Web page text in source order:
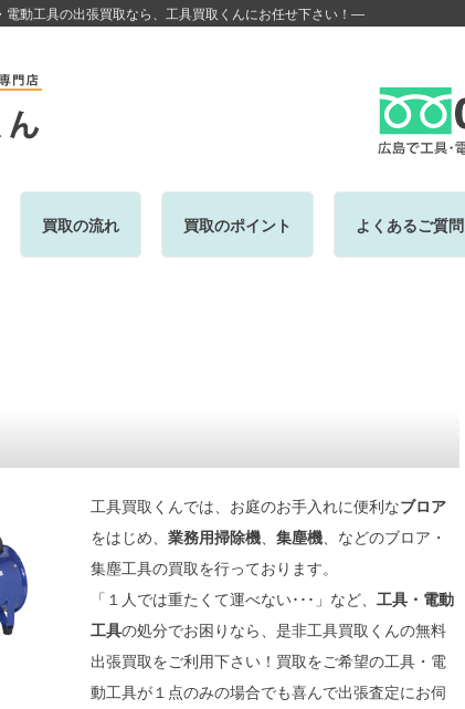
動工具の出張買取なら、工具買取くんにお任せ下さい！―
買取の流れ 買取のポイント よくあるご質問
工具買取くんでは、お庭のお手入れに便利なブロア
をはじめ、 業務用掃除機、 集塵機、などのブロア・
集塵工具の買取を行っております。
「１人では重たくて運べない･･･」など、 工具・電動
工具の処分でお困りなら、是非工具買取くんの無料
出張買取をご利用下さい！買取をご希望の工具・電
動工具が１点のみの場合でも喜んで出張査定にお伺